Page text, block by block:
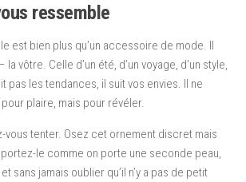
ressemble
est bien plus qu’un accessoire de mode. Il
vôtre. Celle d’un été, d’un voyage, d’un style,
pas les tendances, il suit vos envies. Il ne
plaire, mais pour révéler.
vous tenter. Osez cet ornement discret mais
le comme on porte une seconde peau,
sans jamais oublier qu’il n’y a pas de petit